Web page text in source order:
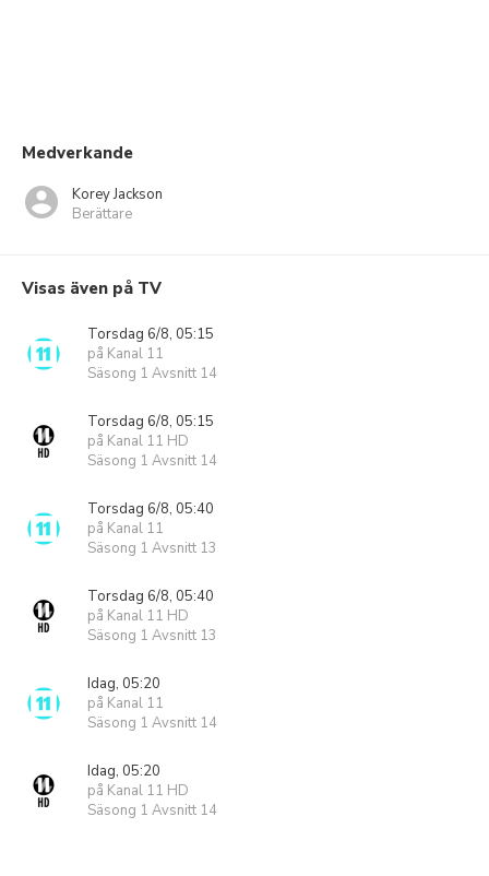
Medverkande
Korey Jackson
Berättare
Visas även på TV
Torsdag 6/8, 05:15
på Kanal 11
Säsong 1 Avsnitt 14
Torsdag 6/8, 05:15
på Kanal 11 HD
Säsong 1 Avsnitt 14
Torsdag 6/8, 05:40
på Kanal 11
Säsong 1 Avsnitt 13
Torsdag 6/8, 05:40
på Kanal 11 HD
Säsong 1 Avsnitt 13
Idag, 05:20
på Kanal 11
Säsong 1 Avsnitt 14
Idag, 05:20
på Kanal 11 HD
Säsong 1 Avsnitt 14